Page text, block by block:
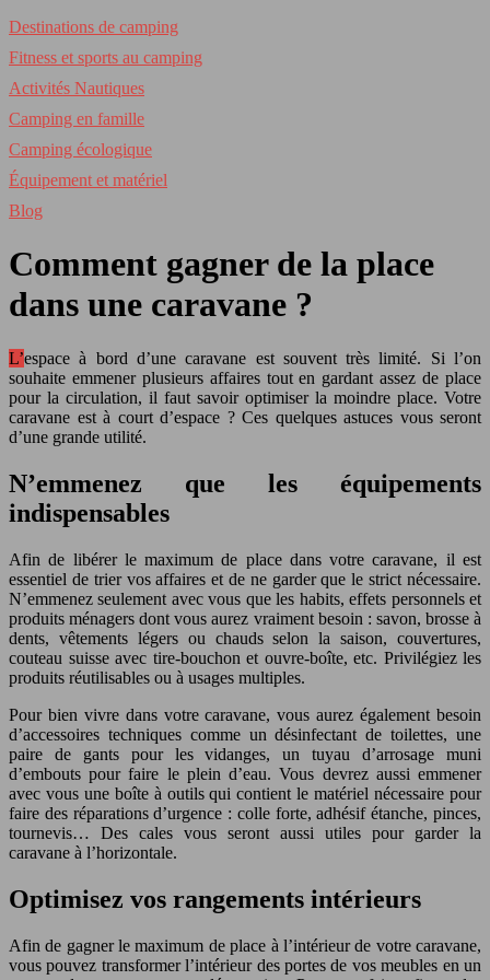
Destinations de camping
Fitness et sports au camping
Activités Nautiques
Camping en famille
Camping écologique
Équipement et matériel
Blog
Comment gagner de la place
dans une caravane ?
L’espace à bord d’une caravane est souvent très limité. Si l’on
souhaite emmener plusieurs affaires tout en gardant assez de place
pour la circulation, il faut savoir optimiser la moindre place. Votre
caravane est à court d’espace ? Ces quelques astuces vous seront
d’une grande utilité.
N’emmenez que les équipements
indispensables
Afin de libérer le maximum de place dans votre caravane, il est
essentiel de trier vos affaires et de ne garder que le strict nécessaire.
N’emmenez seulement avec vous que les habits, effets personnels et
produits ménagers dont vous aurez vraiment besoin : savon, brosse à
dents, vêtements légers ou chauds selon la saison, couvertures,
couteau suisse avec tire-bouchon et ouvre-boîte, etc. Privilégiez les
produits réutilisables ou à usages multiples.
Pour bien vivre dans votre caravane, vous aurez également besoin
d’accessoires techniques comme un désinfectant de toilettes, une
paire de gants pour les vidanges, un tuyau d’arrosage muni
d’embouts pour faire le plein d’eau. Vous devrez aussi emmener
avec vous une boîte à outils qui contient le matériel nécessaire pour
faire des réparations d’urgence : colle forte, adhésif étanche, pinces,
tournevis… Des cales vous seront aussi utiles pour garder la
caravane à l’horizontale.
Optimisez vos rangements intérieurs
Afin de gagner le maximum de place à l’intérieur de votre caravane,
vous pouvez transformer l’intérieur des portes de vos meubles en un